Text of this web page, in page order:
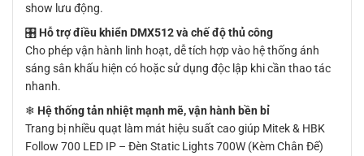
show lưu động.
🎛 Hỗ trợ điều khiển DMX512 và chế độ thủ công
Cho phép vận hành linh hoạt, dễ tích hợp vào hệ thống ánh
sáng sân khấu hiện có hoặc sử dụng độc lập khi cần thao tác
nhanh.
❄ Hệ thống tản nhiệt mạnh mẽ, vận hành bền bỉ
Trang bị nhiều quạt làm mát hiệu suất cao giúp Mitek & HBK
Follow 700 LED IP – Đèn Static Lights 700W (Kèm Chân Đế)